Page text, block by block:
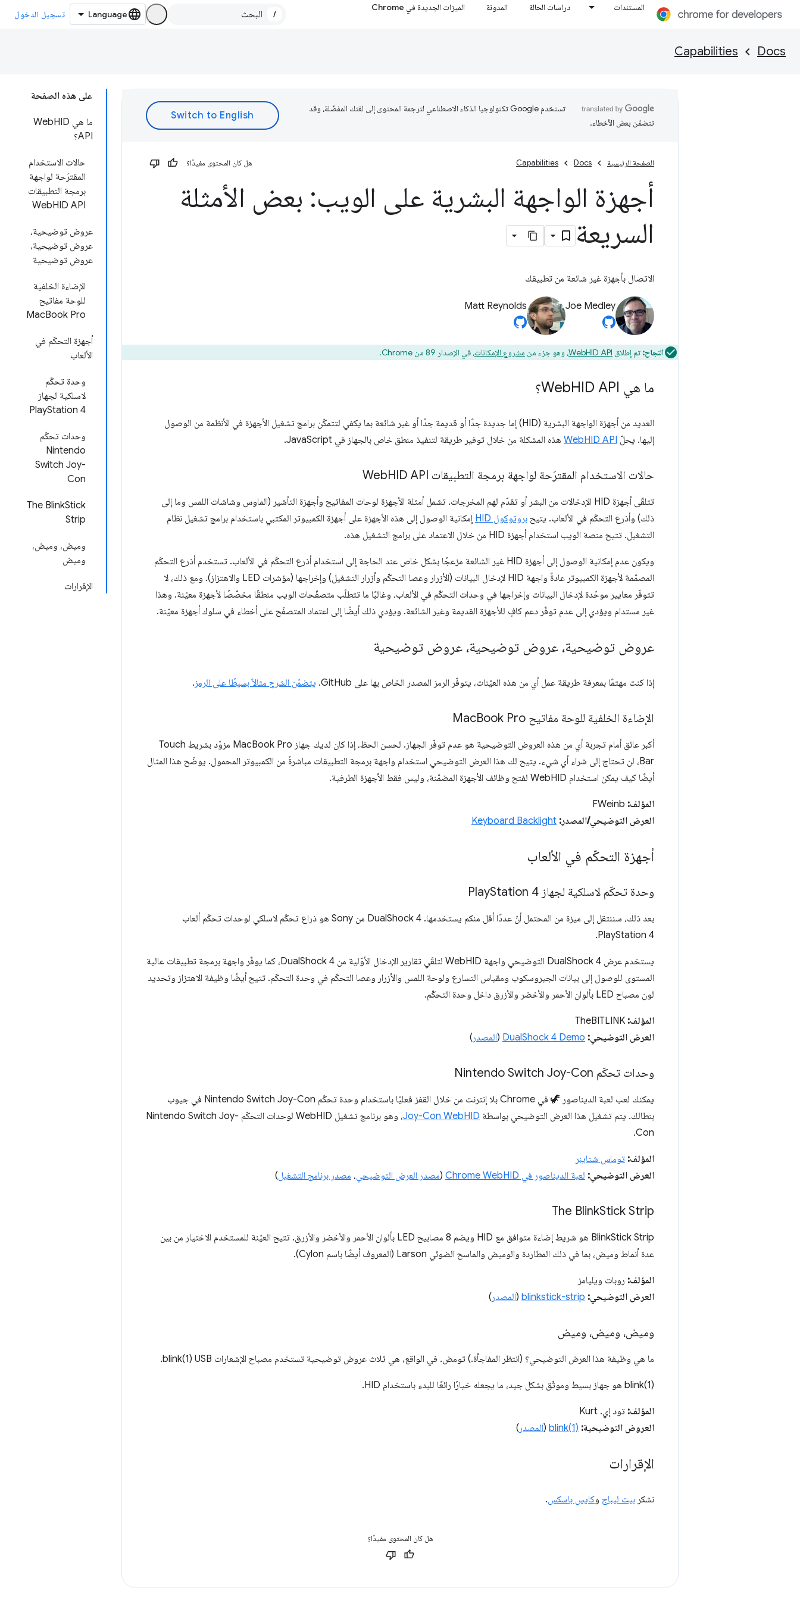
المستندات دراسات الحالة المدونة الميزات الجديدة في Chrome
/ تسجيل الدخول
Docs
Capabilities
على هذه الصفحة
ما هي WebHID
API؟
حالات الاستخدام
المقترَحة لواجهة
برمجة التطبيقات
WebHID API
عروض توضيحية،
عروض توضيحية،
عروض توضيحية
الإضاءة الخلفية
للوحة مفاتيح
MacBook Pro
أجهزة التحكّم في
الألعاب
وحدة تحكّم
لاسلكية لجهاز
PlayStation 4
وحدات تحكّم
Nintendo
Switch Joy-
Con
The BlinkStick
Strip
وميض، وميض،
وميض
الإقرارات
تستخدم Google تكنولوجيا الذكاء الاصطناعي لترجمة المحتوى إلى لغتك المفضّلة، وقد
تتضمّن بعض الأخطاء.
الصفحة الرئيسية Docs
Capabilities هل كان المحتوى مفيدًا؟
أجهزة الواجهة البشرية على الويب: بعض الأمثلة
السريعة
الاتصال بأجهزة غير شائعة من تطبيقك
Joe Medley
Matt Reynolds
النجاح: تم إطلاق WebHID API، وهو جزء من مشروع الإمكانات، في الإصدار 89 من Chrome.
ما هي Web HID API؟
العديد من أجهزة الواجهة البشرية (HID) إما جديدة جدًا أو قديمة جدًا أو غير شائعة بما يكفي لتتمكّن برامج تشغيل الأجهزة في الأنظمة من الوصول
إليها. يحلّ WebHID API هذه المشكلة من خلال توفير طريقة لتنفيذ منطق خاص بالجهاز في JavaScript.
حالات الاستخدام المقترَحة لواجهة برمجة التطبيقات Web HID API
تتلقّى أجهزة HID الإدخالات من البشر أو تقدّم لهم المخرجات. تشمل أمثلة الأجهزة لوحات المفاتيح وأجهزة التأشير (الماوس وشاشات اللمس وما إلى
ذلك) وأذرع التحكّم في الألعاب. يتيح بروتوكول HID
إمكانية الوصول إلى هذه الأجهزة على أجهزة الكمبيوتر المكتبي باستخدام برامج تشغيل نظام
التشغيل. تتيح منصة الويب استخدام أجهزة HID من خلال الاعتماد على برامج التشغيل هذه.
ويكون عدم إمكانية الوصول إلى أجهزة HID غير الشائعة مزعجًا بشكل خاص عند الحاجة إلى استخدام أذرع التحكّم في الألعاب. تستخدم أذرع التحكّم
المصمّمة لأجهزة الكمبيوتر عادةً واجهة HID لإدخال البيانات (الأزرار وعصا التحكّم وأزرار التشغيل) وإخراجها (مؤشرات LED والاهتزاز). ومع ذلك، لا
تتوفّر معايير موحّدة لإدخال البيانات وإخراجها في وحدات التحكّم في الألعاب، وغالبًا ما تتطلّب متصفّحات الويب منطقًا مخصّصًا لأجهزة معيّنة. وهذا
غير مستدام ويؤدي إلى عدم توفّر دعم كافٍ للأجهزة القديمة وغير الشائعة. ويؤدي ذلك أيضًا إلى اعتماد المتصفّح على أخطاء في سلوك أجهزة معيّنة.
عروض توضيحية، عروض توضيحية، عروض توضيحية
إذا كنت مهتمًا بمعرفة طريقة عمل أي من هذه العيّنات، يتوفّر الرمز المصدر الخاص بها على GitHub. يتضمّن الشرح مثالاً بسيطًا على الرمز.
الإضاءة الخلفية للوحة مفاتيح Mac Book Pro
أكبر عائق أمام تجربة أي من هذه العروض التوضيحية هو عدم توفّر الجهاز. لحسن الحظ، إذا كان لديك جهاز MacBook Pro مزوّد بشريط Touch
Bar، لن تحتاج إلى شراء أي شيء. يتيح لك هذا العرض التوضيحي استخدام واجهة برمجة التطبيقات مباشرةً من الكمبيوتر المحمول. يوضّح هذا المثال
أيضًا كيف يمكن استخدام WebHID لفتح وظائف الأجهزة المضمّنة، وليس فقط الأجهزة الطرفية.
المؤلف:
العرض التوضيحي/المصدر: Keyboard Backlight
أجهزة التحكّم في الألعاب
وحدة تحكّم لاسلكية لجهاز Play Station 4
بعد ذلك، سننتقل إلى ميزة من المحتمل أنّ عددًا أقل منكم يستخدمها. ‫DualShock 4 من Sony هو ذراع تحكّم لاسلكي لوحدات تحكّم ألعاب
PlayStation 4.
يستخدم عرض DualShock 4 التوضيحي واجهة WebHID لتلقّي تقارير الإدخال الأوّلية من DualShock 4، كما يوفّر واجهة برمجة تطبيقات عالية
المستوى للوصول إلى بيانات الجيروسكوب ومقياس التسارع ولوحة اللمس والأزرار وعصا التحكّم في وحدة التحكّم. تتيح أيضًا وظيفة الاهتزاز وتحديد
لون مصباح LED بألوان الأحمر والأخضر والأزرق داخل وحدة التحكّم.
المؤلف:
العرض التوضيحي: DualShock 4 Demo
(المصدر )
وحدات تحكّم Nintendo Switch Joy-Con
يمكنك لعب لعبة الديناصور 🦖 في Chrome بلا إنترنت من خلال القفز فعليًا باستخدام وحدة تحكّم Nintendo Switch Joy-Con في جيوب
بنطالك. يتم تشغيل هذا العرض التوضيحي بواسطة Joy-Con WebHID
، وهو برنامج تشغيل WebHID لوحدات التحكّم Nintendo Switch Joy-
Con.
المؤلف: توماس شتاينر
العرض التوضيحي: لعبة الديناصور في Chrome WebHID (مصدر العرض التوضيحي، مصدر برنامج التشغيل)
The BlinkStick Strip
‫BlinkStick Strip هو شريط إضاءة متوافق مع HID ويضم 8 مصابيح LED بألوان الأحمر والأخضر والأزرق. تتيح العيّنة للمستخدم الاختيار من بين
عدة أنماط وميض، بما في ذلك المطاردة والوميض والماسح الضوئي Larson (المعروف أيضًا باسم Cylon).
المؤلف: روبات ويليامز
العرض التوضيحي: blinkstick-strip
(المصدر )
وميض، وميض، وميض
ما هي وظيفة هذا العرض التوضيحي؟ (انتظر المفاجأة.) تومض. في الواقع، هي ثلاث عروض توضيحية تستخدم مصباح الإشعارات blink(1) USB.
‫blink(1) هو جهاز بسيط وموثّق بشكل جيد، ما يجعله خيارًا رائعًا للبدء باستخدام HID.
المؤلف: تود إي. Kurt
العروض التوضيحية: blink(1)
(المصدر )
الإقرارات
نشكر بيت ليباج وكايس باسكس.
هل كان المحتوى مفيدًا؟